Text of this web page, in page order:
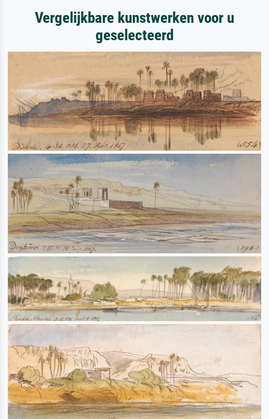
Vergelijkbare kunstwerken voor u
geselecteerd